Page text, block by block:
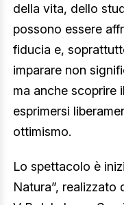
della vita, dello
possono essere
fiducia e,
imparare non
ma anche scoprire
esprimersi
ottimismo.
Lo spettacolo è
Natura”, realizzato